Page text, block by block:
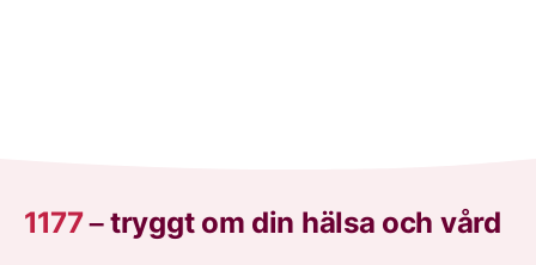
1177–tryggt om din hälsa och vård